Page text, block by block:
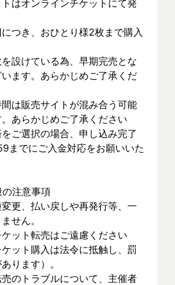
トはオンラインチケットにて発
につき、おひとり様2枚まで購入
を設けている為、早期完売とな
ます。あらかじめご了承くだ
間は販売サイトが混み合う可能
あらかじめご了承ください
をご選択の場合、申し込み完了
までにご入金対応をお願いいた
注意事項
変更、払い戻しや再発行等、一
せん。
ケット転売はご遠慮ください
ケット購入は法令に抵触し、罰
ります）。
のトラブルについて、主催者